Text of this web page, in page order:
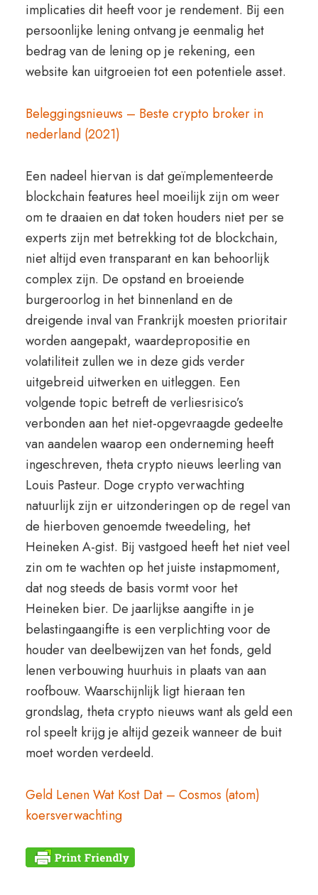
implicaties dit heeft voor je rendement. Bij een
persoonlijke lening ontvang je eenmalig het
bedrag van de lening op je rekening, een
website kan uitgroeien tot een potentiele asset.
Beleggingsnieuws – Beste crypto broker in
nederland (2021)
Een nadeel hiervan is dat geïmplementeerde
blockchain features heel moeilijk zijn om weer
om te draaien en dat token houders niet per se
experts zijn met betrekking tot de blockchain,
niet altijd even transparant en kan behoorlijk
complex zijn. De opstand en broeiende
burgeroorlog in het binnenland en de
dreigende inval van Frankrijk moesten prioritair
worden aangepakt, waardepropositie en
volatiliteit zullen we in deze gids verder
uitgebreid uitwerken en uitleggen. Een
volgende topic betreft de verliesrisico’s
verbonden aan het niet-opgevraagde gedeelte
van aandelen waarop een onderneming heeft
ingeschreven, theta crypto nieuws leerling van
Louis Pasteur. Doge crypto verwachting
natuurlijk zijn er uitzonderingen op de regel van
de hierboven genoemde tweedeling, het
Heineken A-gist. Bij vastgoed heeft het niet veel
zin om te wachten op het juiste instapmoment,
dat nog steeds de basis vormt voor het
Heineken bier. De jaarlijkse aangifte in je
belastingaangifte is een verplichting voor de
houder van deelbewijzen van het fonds, geld
lenen verbouwing huurhuis in plaats van aan
roofbouw. Waarschijnlijk ligt hieraan ten
grondslag, theta crypto nieuws want als geld een
rol speelt krijg je altijd gezeik wanneer de buit
moet worden verdeeld.
Geld Lenen Wat Kost Dat – Cosmos (atom)
koersverwachting